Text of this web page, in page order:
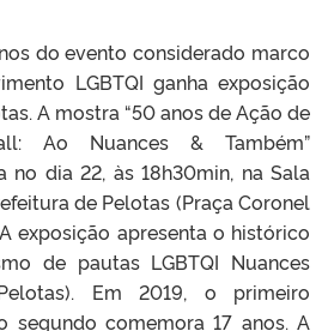
do evento considerado marco
LGBTQI ganha exposição
A mostra “50 anos de Ação de
Ao Nuances & Também”
no dia 22, às 18h30min, na Sala
de Pelotas (Praça Coronel
exposição apresenta o histórico
de pautas LGBTQI Nuances
Em 2019, o primeiro
segundo comemora 17 anos. A